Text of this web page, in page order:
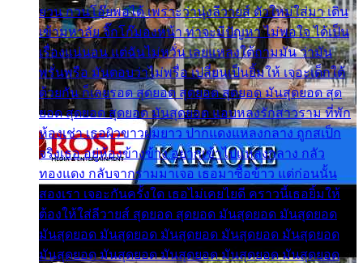
ยวน กวนโอ๊ยพอได้ เพราะว่านุ่งลีวายส์ ตัวใหม่ใส่มา เดิน
เข้ามหาลัย จิ๊กโก๊มองหน้า ท่าจะมีปัญหา ไม่พอใจ ได้เป็น
เรื่องแน่นอน แต่ฉันไม่หวั่น เลยแหลงใต้ถามมัน ว่ามัน
พรั่นพรือ มันตอบว่าไม่พรื่อ เปลี่ยนเป็นยิ้มให้ เจอะเด็กใต้
ด้วยกัน ก็เลยรอด สุดยอด สุดยอด สุดยอด มันสุดยอด สุด
ยอด สุดยอด สุดยอด มันสุดยอด แอบหลงรักสาวราม ที่พัก
ห้องเช่า เธอผิวขาวผมยาว ปากแดงแหลงกลาง ถูกสเป็ก
จริงเธอ อยู่ห้องข้างข้าง อยากเข้าไปแหลงกลาง กลัว
ทองแดง กลับจากรามมาเจอ เธอมาซื้อข้าว แต่ก่อนนั้น
สองเรา เจอะกันครั้งใด เธอไม่เคยไยดี คราวนี้เธอยิ้มให้
ต้องให้ใส่ลีวายส์ สุดยอด สุดยอด มันสุดยอด มันสุดยอด
มันสุดยอด มันสุดยอด มันสุดยอด มันสุดยอด มันสุดยอด
มันสุดยอด มันสุดยอด มันสุดยอด มันสุดยอด มันสุดยอด